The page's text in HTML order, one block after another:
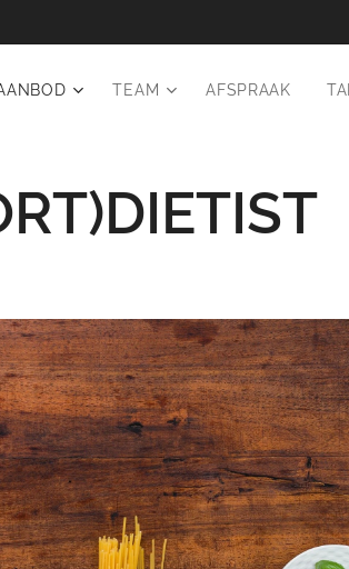
TEAM AFSPRAAK